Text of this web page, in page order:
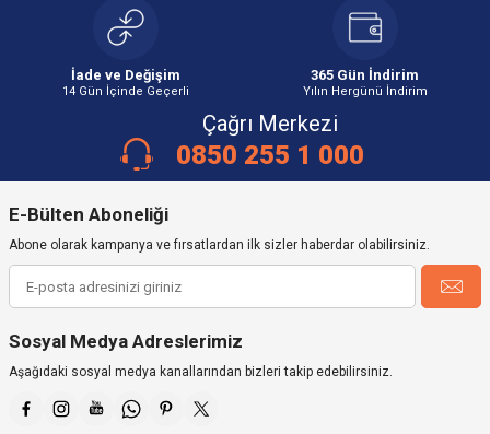
İade ve Değişim
14 Gün İçinde Geçerli
365 Gün İndirim
Yılın Hergünü İndirim
Çağrı Merkezi
0850 255 1 000
E-Bülten Aboneliği
Abone olarak kampanya ve fırsatlardan ilk sizler haberdar olabilirsiniz.
Sosyal Medya Adreslerimiz
Aşağıdaki sosyal medya kanallarından bizleri takip edebilirsiniz.